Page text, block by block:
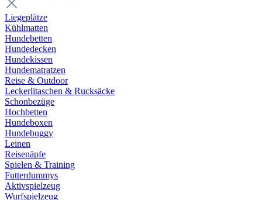
Liegeplätze
Kühlmatten
Hundebetten
Hundedecken
Hundekissen
Hundematratzen
Reise & Outdoor
Leckerlitaschen & Rucksäcke
Schonbezüge
Hochbetten
Hundeboxen
Hundebuggy
Leinen
Reisenäpfe
Spielen & Training
Futterdummys
Aktivspielzeug
Wurfspielzeug